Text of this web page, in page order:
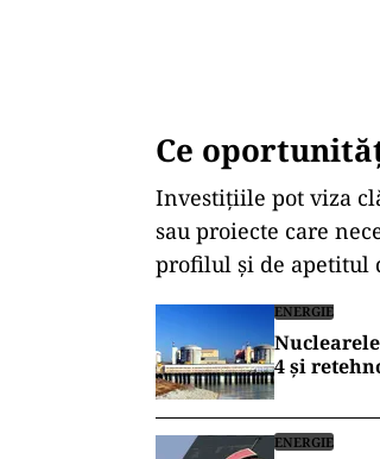
Ce
Investițiile pot viza
sau proiecte care
profilul și de apetitul
ENERGIE
4 și
ENERGIE